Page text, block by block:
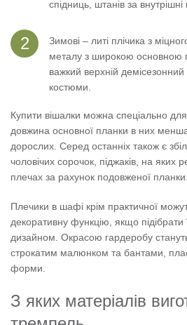
спідниць, штанів за внутрішні
Зимові – литі плічика з
металу з широкою основною
важкий верхній
костюми.
Купити вішалки можна спеціально
довжина основної планки в них
дорослих. Серед останніх також є
чоловічих сорочок, піджаків, на яких
плечах за рахунок подовженої планки.
Плечики в шафі крім практичної
декоративну функцію, якщо підібрати
дизайном. Окрасою гардеробу
строкатим малюнком та бантами,
форми.
З яких матеріалів